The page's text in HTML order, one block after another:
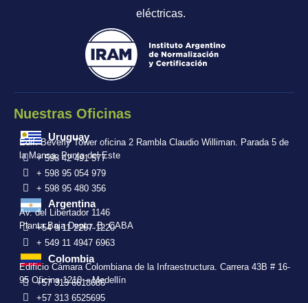
eléctricas.
Nuestras Oficinas
Uruguay
Edif. Beverly Tower oficina 2 Rambla Claudio Williman. Parada 5 de
la Mansa, Punta del Este
+ 598 42 491 577
+ 598 95 054 979
+ 598 95 480 356
Argentina
Av. del Libertador 1146
Planta Baja Depto. B. CABA
+54 9 11 2267-1220
+ 549 11 4947 6963
Colombia
Edificio Cámara Colombiana de la Infraestructura. Carrera 43B # 16-
95 Oficina 1210 – Medellín
+57 313 6618686
+57 313 6525695